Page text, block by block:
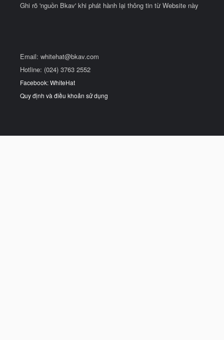
Ghi rõ 'nguồn Bkav' khi phát hành lại thông tin từ Website này
Email: whitehat@bkav.com
Hotline: (024) 3763 2552
Facebook: WhiteHat
Quy định và điều khoản sử dụng